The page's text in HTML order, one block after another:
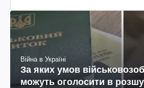
Війна в Україні
За яких умов
можуть оголосити в